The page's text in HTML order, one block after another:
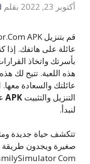
أكتوبر 23, 2022 بقلم
عائلة على هاتفك. إذا
بأسرتك واتخاذ
هذه اللعبة. تتيح لك
عائلتك والسعادة
التنزيل والتثبيت APK
لنبدأ.
تتكشف حياة جديدة